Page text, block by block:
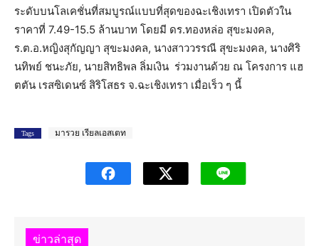
ระดับบนโลเคชั่นที่สมบูรณ์แบบที่สุดของฉะเชิงเทรา เปิดตัวใน
ราคาที่ 7.49-15.5 ล้านบาท โดยมี ดร.ทองหล่อ สุขะมงคล,
ร.ต.อ.หญิงสุกัญญา สุขะมงคล, นางสาววรรณี สุขะมงคล, นางศิริ
นทิพย์ ชนะภัย, นายสิทธิพล ลิ่มเงิน ร่วมงานด้วย ณ โครงการ แฮ
ตตัน เรสซิเดนซ์ สิริโสธร จ.ฉะเชิงเทรา เมื่อเร็ว ๆ นี้
Tags มารวย เรียลเอสเตท
ข่าวล่าสุด